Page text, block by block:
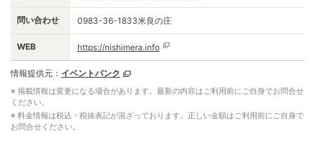
問い合わせ 0983-36-1833米良の庄
WEB https://nishimera.info
情報提供元： イベントバンク
※ 掲載情報は変更になる場合があります。最新の内容はご利用前にご自身でお問合せ
ください。
※ 料金情報は税込・税抜表記が混ざっております。正しい金額はご利用前にご自身で
お問合せください。